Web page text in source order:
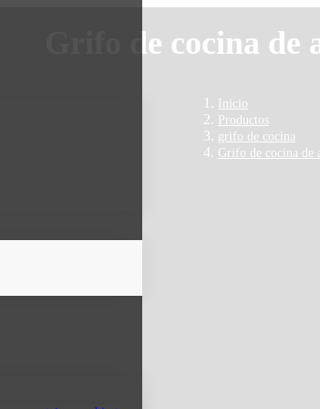
Grifo de cocina
Inicio
Productos
grifo de cocina
Grifo de cocina de